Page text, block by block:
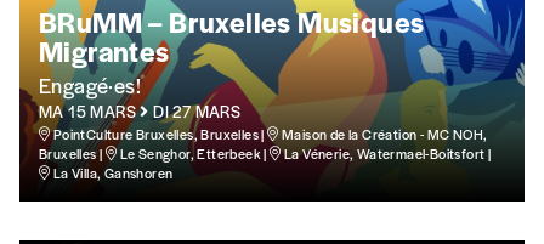
BRuMM – Bruxelles Musiques
Migrantes
Engagé·es!
MA 15 MARS DI 27 MARS
PointCulture Bruxelles, Bruxelles |
Maison de la Création - MC NOH,
Bruxelles |
Le Senghor, Etterbeek | La Vénerie, Watermael-Boitsfort |
La Villa, Ganshoren